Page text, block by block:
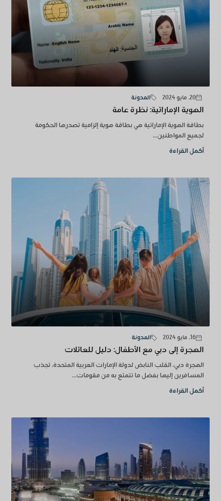
20. مايو 2024 المدونة
الهوية الإماراتية: نظرة عامة
بطاقة الهوية الإماراتية هي بطاقة هوية إلزامية تصدرها الحكومة
لجميع المواطنين...
أكمل القراءة
16. مايو 2024 المدونة
الهجرة إلى دبي مع الأطفال: دليل للعائلات
الهجرة دبي، القلب النابض لدولة الإمارات العربية المتحدة، تجذب
المسافرين إليها بفضل ما تتمتع به من مقومات...
أكمل القراءة